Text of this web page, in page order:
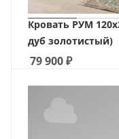
Кровать РУМ
дуб золотистый)
79 900₽